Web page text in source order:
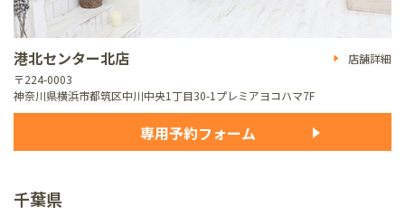
港北センター北店
店舗詳細
〒224-0003
神奈川県横浜市都筑区中川中央1丁目30-1 プレミアヨコハマ7F
専用予約フォーム
千葉県